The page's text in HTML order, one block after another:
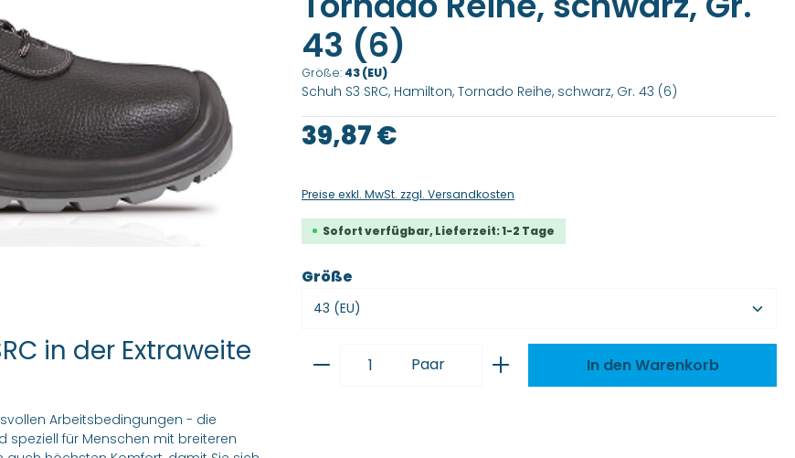
43 (6)
Größe: 43 (EU)
Schuh S3 SRC, Hamilton, Tornado Reihe, schwarz, Gr. 43 (6)
Regulärer Preis:
39,87 €
Preise exkl. MwSt. zzgl. Versandkosten
Sofort verfügbar, Lieferzeit: 1-2 Tage
Größe
Produkt Anzahl: Gib den gewünschten
Paar In den Warenkorb
in der Extraweite
Arbeitsbedingungen - die
speziell für Menschen mit breiteren